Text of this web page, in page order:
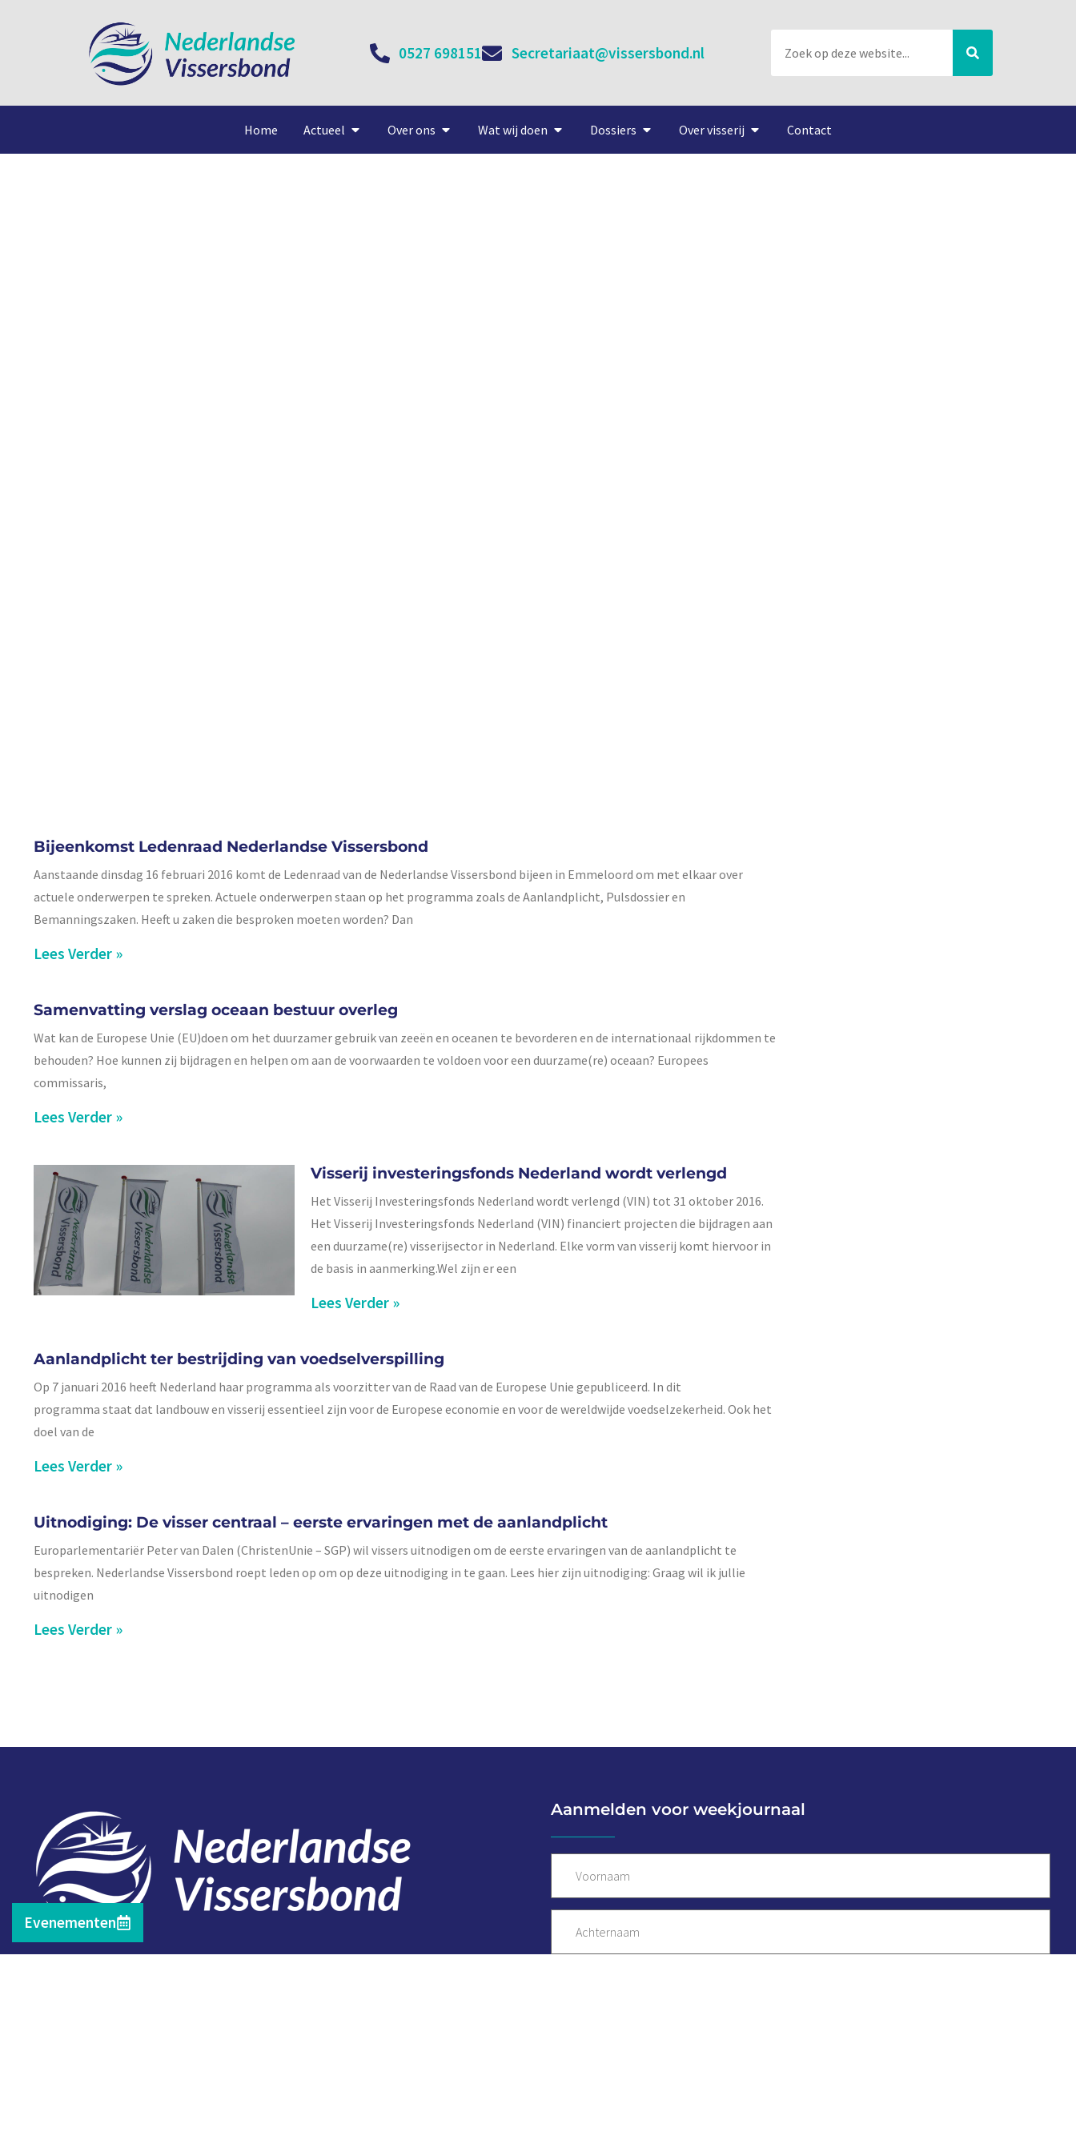
0527 698151 Secretariaat@vissersbond.nl
Home Actueel Over ons Wat wij doen Dossiers Over visserij Contact
Bijeenkomst Ledenraad Nederlandse Vissersbond
Aanstaande dinsdag 16 februari 2016 komt de Ledenraad van de Nederlandse Vissersbond bijeen in Emmeloord om met elkaar over
actuele onderwerpen te spreken. Actuele onderwerpen staan op het programma zoals de Aanlandplicht, Pulsdossier en
Bemanningszaken. Heeft u zaken die besproken moeten worden? Dan
Lees Verder »
Samenvatting verslag oceaan bestuur overleg
Wat kan de Europese Unie (EU)doen om het duurzamer gebruik van zeeën en oceanen te bevorderen en de internationaal rijkdommen te
behouden? Hoe kunnen zij bijdragen en helpen om aan de voorwaarden te voldoen voor een duurzame(re) oceaan? Europees
commissaris,
Lees Verder »
Visserij investeringsfonds Nederland wordt verlengd
Het Visserij Investeringsfonds Nederland wordt verlengd (VIN) tot 31 oktober 2016.
Het Visserij Investeringsfonds Nederland (VIN) financiert projecten die bijdragen aan
een duurzame(re) visserijsector in Nederland. Elke vorm van visserij komt hiervoor in
de basis in aanmerking.Wel zijn er een
Lees Verder »
Aanlandplicht ter bestrijding van voedselverspilling
Op 7 januari 2016 heeft Nederland haar programma als voorzitter van de Raad van de Europese Unie gepubliceerd. In dit
programma staat dat landbouw en visserij essentieel zijn voor de Europese economie en voor de wereldwijde voedselzekerheid. Ook het
doel van de
Lees Verder »
Uitnodiging: De visser centraal – eerste ervaringen met de aanlandplicht
Europarlementariër Peter van Dalen (ChristenUnie – SGP) wil vissers uitnodigen om de eerste ervaringen van de aanlandplicht te
bespreken. Nederlandse Vissersbond roept leden op om op deze uitnodiging in te gaan. Lees hier zijn uitnodiging: Graag wil ik jullie
uitnodigen
Lees Verder »
Evenementen
Aanmelden voor weekjournaal